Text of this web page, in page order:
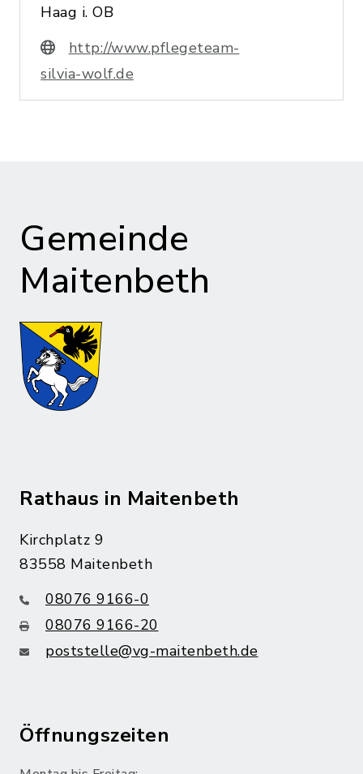
Haag i. OB
http://www.pflegeteam-
silvia-wolf.de
Gemeinde
Maitenbeth
Rathaus in Maitenbeth
Kirchplatz 9
83558 Maitenbeth
08076 9166-0
08076 9166-20
poststelle@vg-maitenbeth.de
Öffnungszeiten